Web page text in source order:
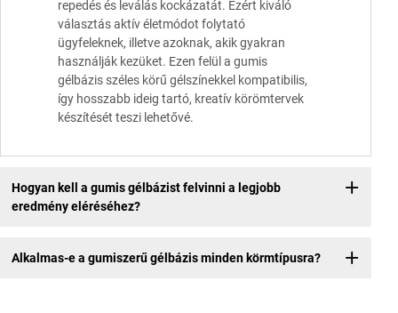
repedés és leválás kockázatát. Ezért kiváló
választás aktív életmódot folytató
ügyfeleknek, illetve azoknak, akik gyakran
használják kezüket. Ezen felül a gumis
gélbázis széles körű gélszínekkel kompatibilis,
így hosszabb ideig tartó, kreatív körömtervek
készítését teszi lehetővé.
Hogyan kell a gumis gélbázist felvinni a legjobb
eredmény eléréséhez?
Alkalmas-e a gumiszerű gélbázis minden körmtípusra?